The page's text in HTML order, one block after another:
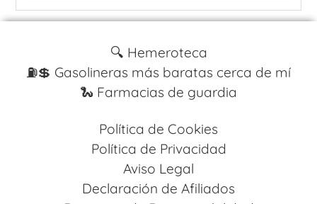
🔍 Hemeroteca
⛽️💲 Gasolineras más baratas cerca de mí
🐍 Farmacias de guardia
Política de Cookies
Política de Privacidad
Aviso Legal
Declaración de Afiliados